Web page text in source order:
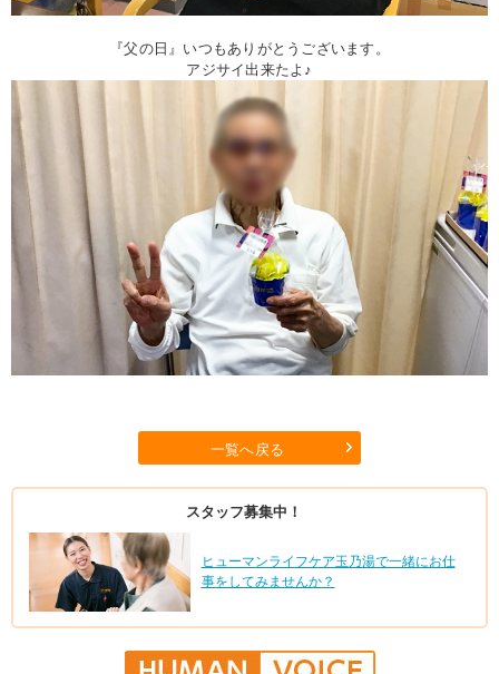
『父の日』いつもありがとうございます。
アジサイ出来たよ♪
一覧へ戻る
スタッフ募集中！
ヒューマンライフケア玉乃湯で一緒にお仕
事をしてみませんか？